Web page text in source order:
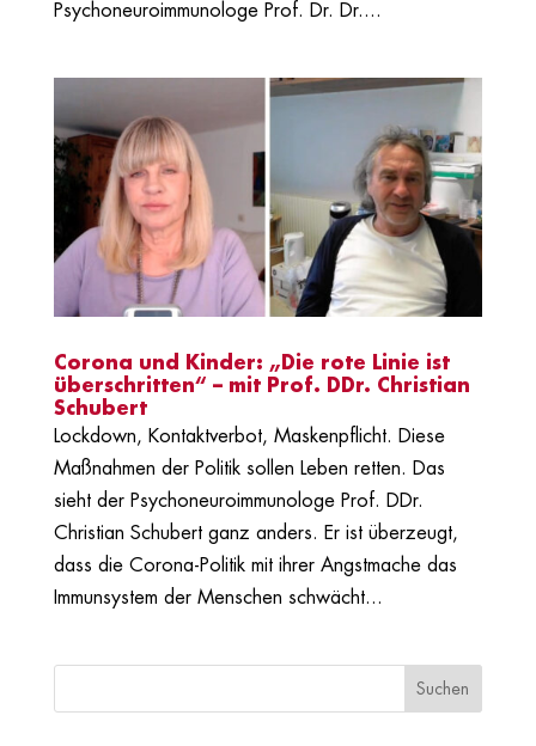
Psychoneuroimmunologe Prof. Dr. Dr....
Corona und Kinder: „Die rote Linie ist
überschritten“ – mit Prof. DDr. Christian
Schubert
Lockdown, Kontaktverbot, Maskenpflicht. Diese
Maßnahmen der Politik sollen Leben retten. Das
sieht der Psychoneuroimmunologe Prof. DDr.
Christian Schubert ganz anders. Er ist überzeugt,
dass die Corona-Politik mit ihrer Angstmache das
Immunsystem der Menschen schwächt...